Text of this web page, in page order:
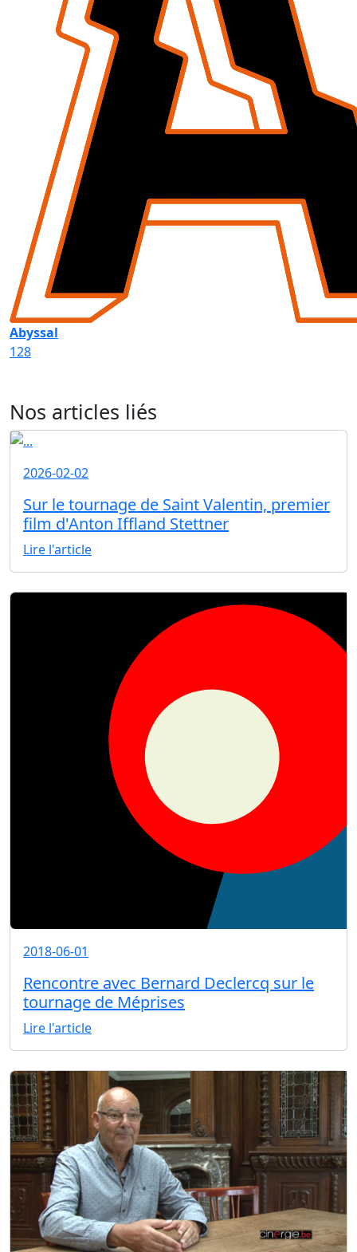
Abyssal
128
Nos articles liés
2026-02-02
Sur le tournage de Saint Valentin, premier
film d'Anton Iffland Stettner
Lire l'article
2018-06-01
Rencontre avec Bernard Declercq sur le
tournage de Méprises
Lire l'article